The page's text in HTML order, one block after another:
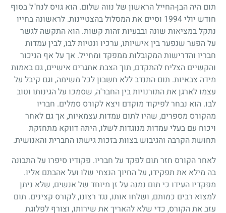
תום היה הבן-החייל הראשון של נווה שלום. הוא גויס לנח"ל בסוף
חודש יולי1994 וסיים את המסלול בהצטיינות. לראשונה בחייו
נתקל במציאות שונה ובבעיות זהות קשות. הוא התקשה לגשר
על הפער שנפער בין אישיותו, ערכיו ונטיות לבו, לבין עמדות
חבריו והדרישות המקובלות ממפקד ומחייל. אך על אף הניכור
והקשיים הצליח להתקדם, תוך הצבת אתגרים אישיים, גם באמות
מידה צבאיות. תום התנדב ללא חשבון לכל משימה, וגם קיבל על
עצמו לארגן את התורנויות בין החבר'ה, שסמכו על הגינותו וטוב
לבו. הוא נבחר לפיקוד מוקדם ויצא לקורס סמלים. חבריו
מהקורס מספרים, שהיו לתום עמדות עצמאיות, אך גם לאחר
ויכוח עם בעלי עמדות מנוגדות לשלו, היתה דווקא מתחזקת
תחושת הקרבה והגיבוש בצוות בזכות גישתו החברית והאנושית.
לאחר הקורס חזר תום לפקד על חבריו. פקודיו סיפרו על התבונה
בה מילא את תפקידו, על החיוך הנצחי שלו ועל אהבתם אליו.
מפקדיו העידו כי תום נמנה על זן מיוחד של אנשים, שלא ניתן
למצוא רבים כמותם, ושלחו אותו, נגד רצונו, לקורס קצינים. תום
עזב את הקורס, כדי שלא להאריך את שירותו, וצורף לפלוגת